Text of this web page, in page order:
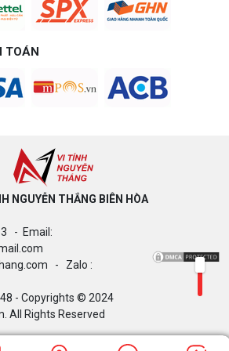
theo đúng ngân sách.
Build PC Gaming theo ngân sách từ 10
Build PC gaming theo ngân sách từ 10-40 triệu:
Intel/AMD và tránh sai tương thích. Tư vấn miễn
phí tại Vi tính Nguyễn Thắng.
PLUS – NHẬN VOUCHER ĐẾN 800K
quyền ( Vi tính Nguyễn Thắng)
Bảng giá Cài Đặt WinDow Trial Phần
Mềm Vi Tính Nguyễn Thắng
TOÁN
NGUYỄN THẮNG BIÊN HÒA​
- Email:
- Zalo :
- Copyrights © 2024
All Rights Reserved